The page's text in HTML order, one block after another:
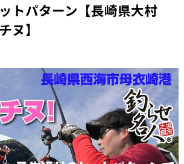
トパターン【長崎県大村
】